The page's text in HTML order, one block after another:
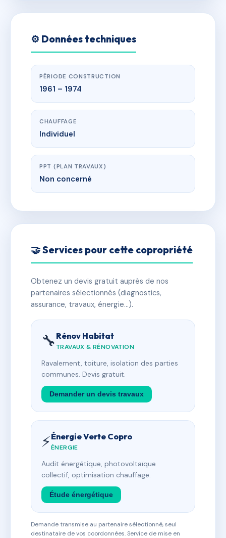
⚙️ Données techniques
PÉRIODE CONSTRUCTION
1961 – 1974
CHAUFFAGE
Individuel
PPT (PLAN TRAVAUX)
Non concerné
🤝 Services pour cette copropriété
Obtenez un devis gratuit auprès de nos
partenaires sélectionnés (diagnostics,
assurance, travaux, énergie…).
🔧 Rénov Habitat
TRAVAUX & RÉNOVATION
Ravalement, toiture, isolation des parties
communes. Devis gratuit.
Demander un devis travaux
⚡Énergie Verte Copro
ÉNERGIE
Audit énergétique, photovoltaïque
collectif, optimisation chauffage.
Étude énergétique
Demande transmise au partenaire sélectionné, seul
destinataire de vos coordonnées. Service de mise en